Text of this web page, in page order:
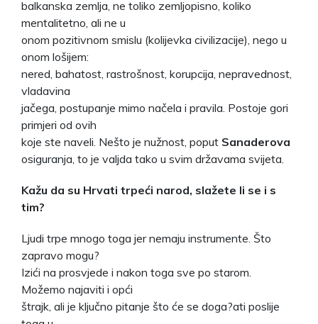
balkanska zemlja, ne toliko zemljopisno, koliko
mentalitetno, ali ne u
onom pozitivnom smislu (kolijevka civilizacije), nego u
onom lošijem:
nered, bahatost, rastrošnost, korupcija, nepravednost,
vladavina
jačega, postupanje mimo načela i pravila. Postoje gori
primjeri od ovih
koje ste naveli. Nešto je nužnost, poput Sanaderova
osiguranja, to je valjda tako u svim državama svijeta.
Kažu da su Hrvati trpeći narod, slažete li se i s
tim?
Ljudi trpe mnogo toga jer nemaju instrumente. Što
zapravo mogu?
Izići na prosvjede i nakon toga sve po starom.
Možemo najaviti i opći
štrajk, ali je ključno pitanje što će se doga?ati poslije